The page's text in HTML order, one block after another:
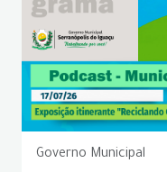
Governo Municipal